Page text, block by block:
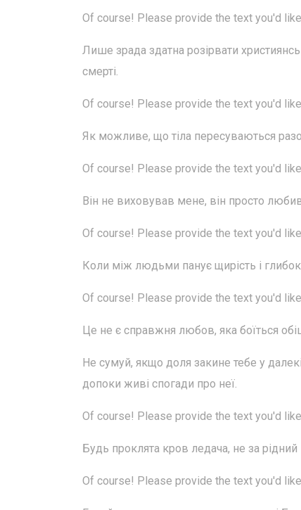
Of course! Please provide the text you'd
Лише зрада здатна розірвати
смерті.
Of course! Please provide the text you'd
Як можливе, що тіла пересуваються
Of course! Please provide the text you'd
Він не виховував мене, він просто
Of course! Please provide the text you'd
Коли між людьми панує щирість і
Of course! Please provide the text you'd
Це не є справжня любов, яка боїться
Не сумуй, якщо доля закине тебе у
допоки живі спогади про неї.
Of course! Please provide the text you'd
Будь проклята кров ледача, не за рідний
Of course! Please provide the text you'd